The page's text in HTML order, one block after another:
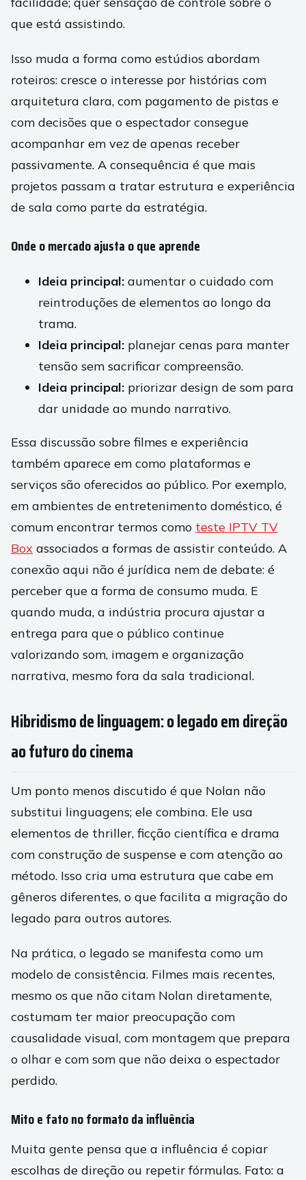
que está assistindo.
Isso muda a forma como estúdios abordam
roteiros: cresce o interesse por histórias com
arquitetura clara, com pagamento de pistas e
com decisões que o espectador consegue
acompanhar em vez de apenas receber
passivamente. A consequência é que mais
projetos passam a tratar estrutura e experiência
de sala como parte da estratégia.
Onde o mercado ajusta o que aprende
Ideia principal: aumentar o cuidado com
reintroduções de elementos ao longo da
trama.
Ideia principal: planejar cenas para manter
tensão sem sacrificar compreensão.
Ideia principal: priorizar design de som para
dar unidade ao mundo narrativo.
Essa discussão sobre filmes e experiência
também aparece em como plataformas e
serviços são oferecidos ao público. Por exemplo,
em ambientes de entretenimento doméstico, é
comum encontrar termos como teste IPTV TV
Box associados a formas de assistir conteúdo. A
conexão aqui não é jurídica nem de debate: é
perceber que a forma de consumo muda. E
quando muda, a indústria procura ajustar a
entrega para que o público continue
valorizando som, imagem e organização
narrativa, mesmo fora da sala tradicional.
Hibridismo de linguagem: o legado em direção
ao futuro do cinema
Um ponto menos discutido é que Nolan não
substitui linguagens; ele combina. Ele usa
elementos de thriller, ficção científica e drama
com construção de suspense e com atenção ao
método. Isso cria uma estrutura que cabe em
gêneros diferentes, o que facilita a migração do
legado para outros autores.
Na prática, o legado se manifesta como um
modelo de consistência. Filmes mais recentes,
mesmo os que não citam Nolan diretamente,
costumam ter maior preocupação com
causalidade visual, com montagem que prepara
o olhar e com som que não deixa o espectador
perdido.
Mito e fato no formato da influência
Muita gente pensa que a influência é copiar
escolhas de direção ou repetir fórmulas. Fato: a